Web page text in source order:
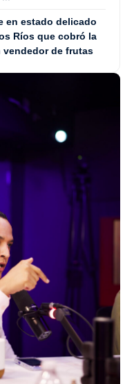
en estado delicado
Ríos que cobró la
de frutas